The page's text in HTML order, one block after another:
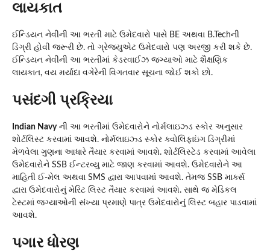
લાયકાત
ઈન્ડિયન નેવીની આ ભરતી માટે ઉમેદવારો પાસે BE અથવા B.Techની
ડિગ્રી હોવી જરૂરી છે. તો ગ્રેજ્યુએટ ઉમેદવારો પણ અરજી કરી શકે છે.
ઈન્ડિયન નેવીની આ ભરતીમાં કેડરવાઈઝ જગ્યાઓ માટે શૈક્ષણિક
લાયકાત, વય મર્યાદા વગેરેની વિગતવાર સૂચના જોઈ શકો છો.
પસંદગી પ્રક્રિયા
Indian Navyની આ ભરતીમાં ઉમેદવારોને નોર્મલાઇઝ્ડ સ્કોર અનુસાર
શોર્ટલિસ્ટ કરવામાં આવશે. નોર્મલાઇઝ્ડ સ્કોર ક્વોલિફાઇંગ ડિગ્રીમાં
મેળવેલા ગુણના આધારે તૈયાર કરવામાં આવશે. શોર્ટલિસ્ટેડ કરવામાં આવેલા
ઉમેદવારોને SSB ઈન્ટરવ્યુ માટે જાણ કરવામાં આવશે. ઉમેદવારોને આ
માહિતી ઈ-મેલ અથવા SMS દ્વારા આપવામાં આવશે. તેમજ SSB માર્ક્સ
દ્વારા ઉમેદવારોનું મેરિટ લિસ્ટ તૈયાર કરવામાં આવશે. સાથે જ મેડિકલ
ટેસ્ટમાં જગ્યાઓની સંખ્યા પ્રમાણે પાત્ર ઉમેદવારોનું લિસ્ટ બહાર પાડવામાં
આવશે.
પગાર ધોરણ